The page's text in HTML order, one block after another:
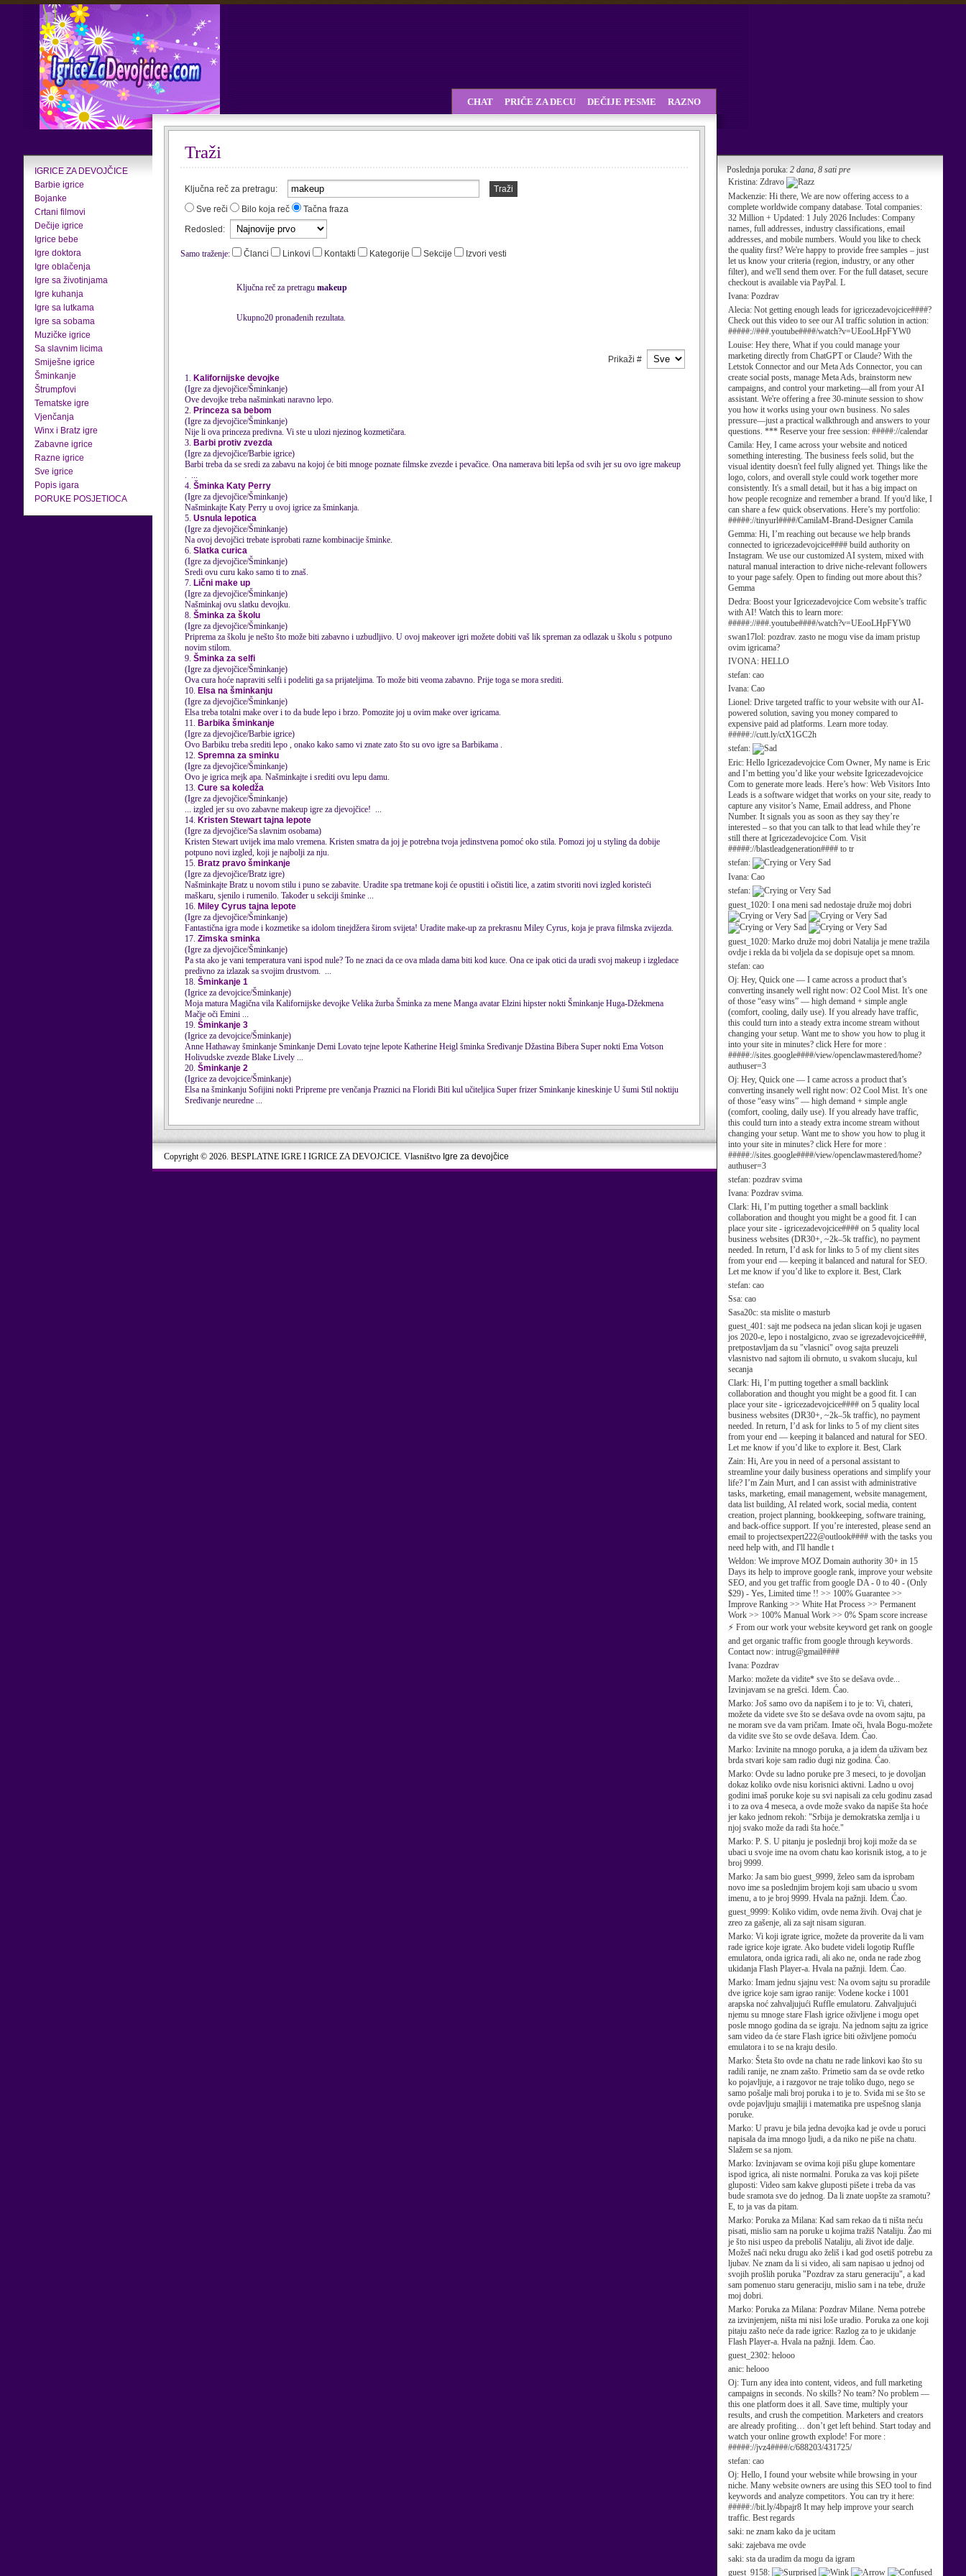
IGRICE ZA DEVOJČICE
Barbie igrice
Bojanke
Crtani filmovi
Dečije igrice
Igrice bebe
Igre doktora
Igre oblačenja
Igre sa životinjama
Igre kuhanja
Igre sa lutkama
Igre sa sobama
Muzičke igrice
Sa slavnim licima
Smiješne igrice
Šminkanje
Štrumpfovi
Tematske igre
Vjenčanja
Winx i Bratz igre
Zabavne igrice
Razne igrice
Sve igrice
Popis igara
PORUKE POSJETIOCA
Poslednja poruka: 2 dana, 8 sati pre
Kristina: Zdravo
Mackenzie: Hi there, We are now offering access to a
complete worldwide company database. Total companies:
32 Million + Updated: 1 July 2026 Includes: Company
names, full addresses, industry classifications, email
addresses, and mobile numbers. Would you like to check
the quality first? We're happy to provide free samples – just
let us know your criteria (region, industry, or any other
filter), and we'll send them over. For the full dataset, secure
checkout is available via PayPal. L
Ivana: Pozdrav
Alecia: Not getting enough leads for igricezadevojcice####?
Check out this video to see our AI traffic solution in action:
#####://###.youtube####/watch?v=UEooLHpFYW0
Louise: Hey there, What if you could manage your
marketing directly from ChatGPT or Claude? With the
Letstok Connector and our Meta Ads Connector, you can
create social posts, manage Meta Ads, brainstorm new
campaigns, and control your marketing—all from your AI
assistant. We're offering a free 30-minute session to show
you how it works using your own business. No sales
pressure—just a practical walkthrough and answers to your
questions. *** Reserve your free session: #####://calendar
Camila: Hey, I came across your website and noticed
something interesting. The business feels solid, but the
visual identity doesn't feel fully aligned yet. Things like the
logo, colors, and overall style could work together more
consistently. It's a small detail, but it has a big impact on
how people recognize and remember a brand. If you'd like, I
can share a few quick observations. Here’s my portfolio:
#####://tinyurl####/CamilaM-Brand-Designer Camila
Gemma: Hi, I’m reaching out because we help brands
connected to igricezadevojcice#### build authority on
Instagram. We use our customized AI system, mixed with
natural manual interaction to drive niche-relevant followers
to your page safely. Open to finding out more about this?
Gemma
Dedra: Boost your Igricezadevojcice Com website’s traffic
with AI! Watch this to learn more:
#####://###.youtube####/watch?v=UEooLHpFYW0
swan17lol: pozdrav. zasto ne mogu vise da imam pristup
ovim igricama?
IVONA: HELLO
stefan: cao
Ivana: Cao
Lionel: Drive targeted traffic to your website with our AI-
powered solution, saving you money compared to
expensive paid ad platforms. Learn more today.
#####://cutt.ly/ctX1GC2h
stefan:
Eric: Hello Igricezadevojcice Com Owner, My name is Eric
and I’m betting you’d like your website Igricezadevojcice
Com to generate more leads. Here’s how: Web Visitors Into
Leads is a software widget that works on your site, ready to
capture any visitor’s Name, Email address, and Phone
Number. It signals you as soon as they say they’re
interested – so that you can talk to that lead while they’re
still there at Igricezadevojcice Com. Visit
#####://blastleadgeneration#### to tr
stefan:
Ivana: Cao
stefan:
guest_1020: I ona meni sad nedostaje druže moj dobri
guest_1020: Marko druže moj dobri Natalija je mene tražila
ovdje i rekla da bi voljela da se dopisuje opet sa mnom.
stefan: cao
Oj: Hey, Quick one — I came across a product that’s
converting insanely well right now: O2 Cool Mist. It’s one
of those “easy wins” — high demand + simple angle
(comfort, cooling, daily use). If you already have traffic,
this could turn into a steady extra income stream without
changing your setup. Want me to show you how to plug it
into your site in minutes? click Here for more :
#####://sites.google####/view/openclawmastered/home?
authuser=3
Oj: Hey, Quick one — I came across a product that’s
converting insanely well right now: O2 Cool Mist. It’s one
of those “easy wins” — high demand + simple angle
(comfort, cooling, daily use). If you already have traffic,
this could turn into a steady extra income stream without
changing your setup. Want me to show you how to plug it
into your site in minutes? click Here for more :
#####://sites.google####/view/openclawmastered/home?
authuser=3
stefan: pozdrav svima
Ivana: Pozdrav svima.
Clark: Hi, I’m putting together a small backlink
collaboration and thought you might be a good fit. I can
place your site - igricezadevojcice#### on 5 quality local
business websites (DR30+, ~2k–5k traffic), no payment
needed. In return, I’d ask for links to 5 of my client sites
from your end — keeping it balanced and natural for SEO.
Let me know if you’d like to explore it. Best, Clark
stefan: cao
Ssa: cao
Sasa20c: sta mislite o masturb
guest_401: sajt me podseca na jedan slican koji je ugasen
jos 2020-e, lepo i nostalgicno, zvao se igrezadevojcice###,
pretpostavljam da su "vlasnici" ovog sajta preuzeli
vlasnistvo nad sajtom ili obrnuto, u svakom slucaju, kul
secanja
Clark: Hi, I’m putting together a small backlink
collaboration and thought you might be a good fit. I can
place your site - igricezadevojcice#### on 5 quality local
business websites (DR30+, ~2k–5k traffic), no payment
needed. In return, I’d ask for links to 5 of my client sites
from your end — keeping it balanced and natural for SEO.
Let me know if you’d like to explore it. Best, Clark
Zain: Hi, Are you in need of a personal assistant to
streamline your daily business operations and simplify your
life? I’m Zain Murt, and I can assist with administrative
tasks, marketing, email management, website management,
data list building, AI related work, social media, content
creation, project planning, bookkeeping, software training,
and back-office support. If you’re interested, please send an
email to projectsexpert222@outlook#### with the tasks you
need help with, and I'll handle t
Weldon: We improve MOZ Domain authority 30+ in 15
Days its help to improve google rank, improve your website
SEO, and you get traffic from google DA - 0 to 40 - (Only
$29) - Yes, Limited time !! >> 100% Guarantee >>
Improve Ranking >> White Hat Process >> Permanent
Work >> 100% Manual Work >> 0% Spam score increase
⚡ From our work your website keyword get rank on google
and get organic traffic from google through keywords.
Contact now: intrug@gmail####
Ivana: Pozdrav
Marko: možete da vidite* sve što se dešava ovde...
Izvinjavam se na grešci. Idem. Ćao.
Marko: Još samo ovo da napišem i to je to: Vi, chateri,
možete da videte sve što se dešava ovde na ovom sajtu, pa
ne moram sve da vam pričam. Imate oči, hvala Bogu-možete
da vidite sve što se ovde dešava. Idem. Ćao.
Marko: Izvinite na mnogo poruka, a ja idem da uživam bez
brda stvari koje sam radio dugi niz godina. Ćao.
Marko: Ovde su ladno poruke pre 3 meseci, to je dovoljan
dokaz koliko ovde nisu korisnici aktivni. Ladno u ovoj
godini imaš poruke koje su svi napisali za celu godinu zasad
i to za ova 4 meseca, a ovde može svako da napiše šta hoće
jer kako jednom rekoh: "Srbija je demokratska zemlja i u
njoj svako može da radi šta hoće."
Marko: P. S. U pitanju je poslednji broj koji može da se
ubaci u svoje ime na ovom chatu kao korisnik istog, a to je
broj 9999.
Marko: Ja sam bio guest_9999, želeo sam da isprobam
novo ime sa poslednjim brojem koji sam ubacio u svom
imenu, a to je broj 9999. Hvala na pažnji. Idem. Ćao.
guest_9999: Koliko vidim, ovde nema živih. Ovaj chat je
zreo za gašenje, ali za sajt nisam siguran.
Marko: Vi koji igrate igrice, možete da proverite da li vam
rade igrice koje igrate. Ako budete videli logotip Ruffle
emulatora, onda igrica radi, ali ako ne, onda ne rade zbog
ukidanja Flash Player-a. Hvala na pažnji. Idem. Ćao.
Marko: Imam jednu sjajnu vest: Na ovom sajtu su proradile
dve igrice koje sam igrao ranije: Vodene kocke i 1001
arapska noć zahvaljujući Ruffle emulatoru. Zahvaljujući
njemu su mnoge stare Flash igrice oživljene i mogu opet
posle mnogo godina da se igraju. Na jednom sajtu za igrice
sam video da će stare Flash igrice biti oživljene pomoću
emulatora i to se na kraju desilo.
Marko: Šteta što ovde na chatu ne rade linkovi kao što su
radili ranije, ne znam zašto. Primetio sam da se ovde retko
ko pojavljuje, a i razgovor ne traje toliko dugo, nego se
samo pošalje mali broj poruka i to je to. Sviđa mi se što se
ovde pojavljuju smajliji i matematika pre uspešnog slanja
poruke.
Marko: U pravu je bila jedna devojka kad je ovde u poruci
napisala da ima mnogo ljudi, a da niko ne piše na chatu.
Slažem se sa njom.
Marko: Izvinjavam se ovima koji pišu glupe komentare
ispod igrica, ali niste normalni. Poruka za vas koji pišete
gluposti: Video sam kakve gluposti pišete i treba da vas
bude sramota sve do jednog. Da li znate uopšte za sramotu?
E, to ja vas da pitam.
Marko: Poruka za Milana: Kad sam rekao da ti ništa neću
pisati, mislio sam na poruke u kojima tražiš Nataliju. Žao mi
je što nisi uspeo da preboliš Nataliju, ali život ide dalje.
Možeš naći neku drugu ako želiš i kad god osetiš potrebu za
ljubav. Ne znam da li si video, ali sam napisao u jednoj od
svojih prošlih poruka "Pozdrav za staru generaciju", a kad
sam pomenuo staru generaciju, mislio sam i na tebe, druže
moj dobri.
Marko: Poruka za Milana: Pozdrav Milane. Nema potrebe
za izvinjenjem, ništa mi nisi loše uradio. Poruka za one koji
pitaju zašto neće da rade igrice: Razlog za to je ukidanje
Flash Player-a. Hvala na pažnji. Idem. Ćao.
guest_2302: helooo
anic: helooo
Oj: Turn any idea into content, videos, and full marketing
campaigns in seconds. No skills? No team? No problem —
this one platform does it all. Save time, multiply your
results, and crush the competition. Marketers and creators
are already profiting… don’t get left behind. Start today and
watch your online growth explode! For more :
#####://jvz4####/c/688203/431725/
stefan: cao
Oj: Hello, I found your website while browsing in your
niche. Many website owners are using this SEO tool to find
keywords and analyze competitors. You can try it here:
#####://bit.ly/4bpajr8 It may help improve your search
traffic. Best regards
saki: ne znam kako da je ucitam
saki: zajebava me ovde
saki: sta da uradim da mogu da igram
guest_9158:
CHAT PRIČE ZA DECU DEČIJE PESME RAZNO
Traži
Ključna reč za pretragu:
Traži
Sve reči
Bilo koja reč
Tačna fraza
Redosled:
Samo traženje: Članci Linkovi Kontakti Kategorije Sekcije Izvori vesti
Ključna reč za pretragu makeup
Ukupno20 pronađenih rezultata.
Prikaži #
1. Kalifornijske devojke
(Igre za djevojčice/Šminkanje)
Ove devojke treba našminkati naravno lepo.
2. Princeza sa bebom
(Igre za djevojčice/Šminkanje)
Nije li ova princeza predivna. Vi ste u ulozi njezinog kozmetičara.
3. Barbi protiv zvezda
(Igre za djevojčice/Barbie igrice)
Barbi treba da se sredi za zabavu na kojoj će biti mnoge poznate filmske zvezde i pevačice. Ona namerava biti lepša od svih jer su ovo igre makeup
. ...
4. Šminka Katy Perry
(Igre za djevojčice/Šminkanje)
Našminkajte Katy Perry u ovoj igrice za šminkanja.
5. Usnula lepotica
(Igre za djevojčice/Šminkanje)
Na ovoj devojčici trebate isprobati razne kombinacije šminke.
6. Slatka curica
(Igre za djevojčice/Šminkanje)
Sredi ovu curu kako samo ti to znaš.
7. Lični make up
(Igre za djevojčice/Šminkanje)
Našminkaj ovu slatku devojku.
8. Šminka za školu
(Igre za djevojčice/Šminkanje)
Priprema za školu je nešto što može biti zabavno i uzbudljivo. U ovoj makeover igri možete dobiti vaš lik spreman za odlazak u školu s potpuno
novim stilom.
9. Šminka za selfi
(Igre za djevojčice/Šminkanje)
Ova cura hoće napraviti selfi i podeliti ga sa prijateljima. To može biti veoma zabavno. Prije toga se mora srediti.
10. Elsa na šminkanju
(Igre za djevojčice/Šminkanje)
Elsa treba totalni make over i to da bude lepo i brzo. Pomozite joj u ovim make over igricama.
11. Barbika šminkanje
(Igre za djevojčice/Barbie igrice)
Ovo Barbiku treba srediti lepo , onako kako samo vi znate zato što su ovo igre sa Barbikama .
12. Spremna za sminku
(Igre za djevojčice/Šminkanje)
Ovo je igrica mejk apa. Našminkajte i srediti ovu lepu damu.
13. Cure sa koledža
(Igre za djevojčice/Šminkanje)
... izgled jer su ovo zabavne makeup igre za djevojčice! ...
14. Kristen Stewart tajna lepote
(Igre za djevojčice/Sa slavnim osobama)
Kristen Stewart uvijek ima malo vremena. Kristen smatra da joj je potrebna tvoja jedinstvena pomoć oko stila. Pomozi joj u styling da dobije
potpuno novi izgled, koji je najbolji za nju.
15. Bratz pravo šminkanje
(Igre za djevojčice/Bratz igre)
Našminkajte Bratz u novom stilu i puno se zabavite. Uradite spa tretmane koji će opustiti i očistiti lice, a zatim stvoriti novi izgled koristeći
maškaru, sjenilo i rumenilo. Također u sekciji šminke ...
16. Miley Cyrus tajna lepote
(Igre za djevojčice/Šminkanje)
Fantastična igra mode i kozmetike sa idolom tinejdžera širom svijeta! Uradite make-up za prekrasnu Miley Cyrus, koja je prava filmska zvijezda.
17. Zimska sminka
(Igre za djevojčice/Šminkanje)
Pa sta ako je vani temperatura vani ispod nule? To ne znaci da ce ova mlada dama biti kod kuce. Ona ce ipak otici da uradi svoj makeup i izgledace
predivno za izlazak sa svojim drustvom. ...
18. Šminkanje 1
(Igrice za devojcice/Šminkanje)
Moja matura Magična vila Kalifornijske devojke Velika žurba Šminka za mene Manga avatar Elzini hipster nokti Šminkanje Huga-Džekmena
Mačje oči Emini ...
19. Šminkanje 3
(Igrice za devojcice/Šminkanje)
Anne Hathaway šminkanje Sminkanje Demi Lovato tejne lepote Katherine Heigl šminka Sređivanje Džastina Bibera Super nokti Ema Votson
Holivudske zvezde Blake Lively ...
20. Šminkanje 2
(Igrice za devojcice/Šminkanje)
Elsa na šminkanju Sofijini nokti Pripreme pre venčanja Praznici na Floridi Biti kul učiteljica Super frizer Sminkanje kineskinje U šumi Stil noktiju
Sređivanje neuredne ...
Copyright © 2026. BESPLATNE IGRE I IGRICE ZA DEVOJCICE. Vlasništvo Igre za devojčice